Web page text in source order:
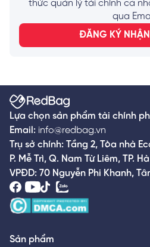
Gen Z. Trong bài viết này, chúng
sẽ cùng khám phá tính đa
Gen Z trong công việc.
thức quản lý tài chính cá
qua
ĐĂNG KÝ NHẬN
Lựa chọn sản phẩm tài chính
Email: info@redbag.vn
Trụ sở chính: Tầng 2, Tòa nhà
P. Mễ Trì, Q. Nam Từ Liêm, TP.
VPĐD: 70 Nguyễn Phi Khanh,
Sản phẩm